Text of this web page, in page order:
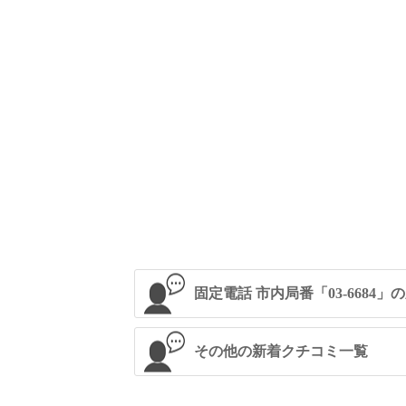
固定電話 市内局番「03-6684」
その他の新着クチコミ一覧